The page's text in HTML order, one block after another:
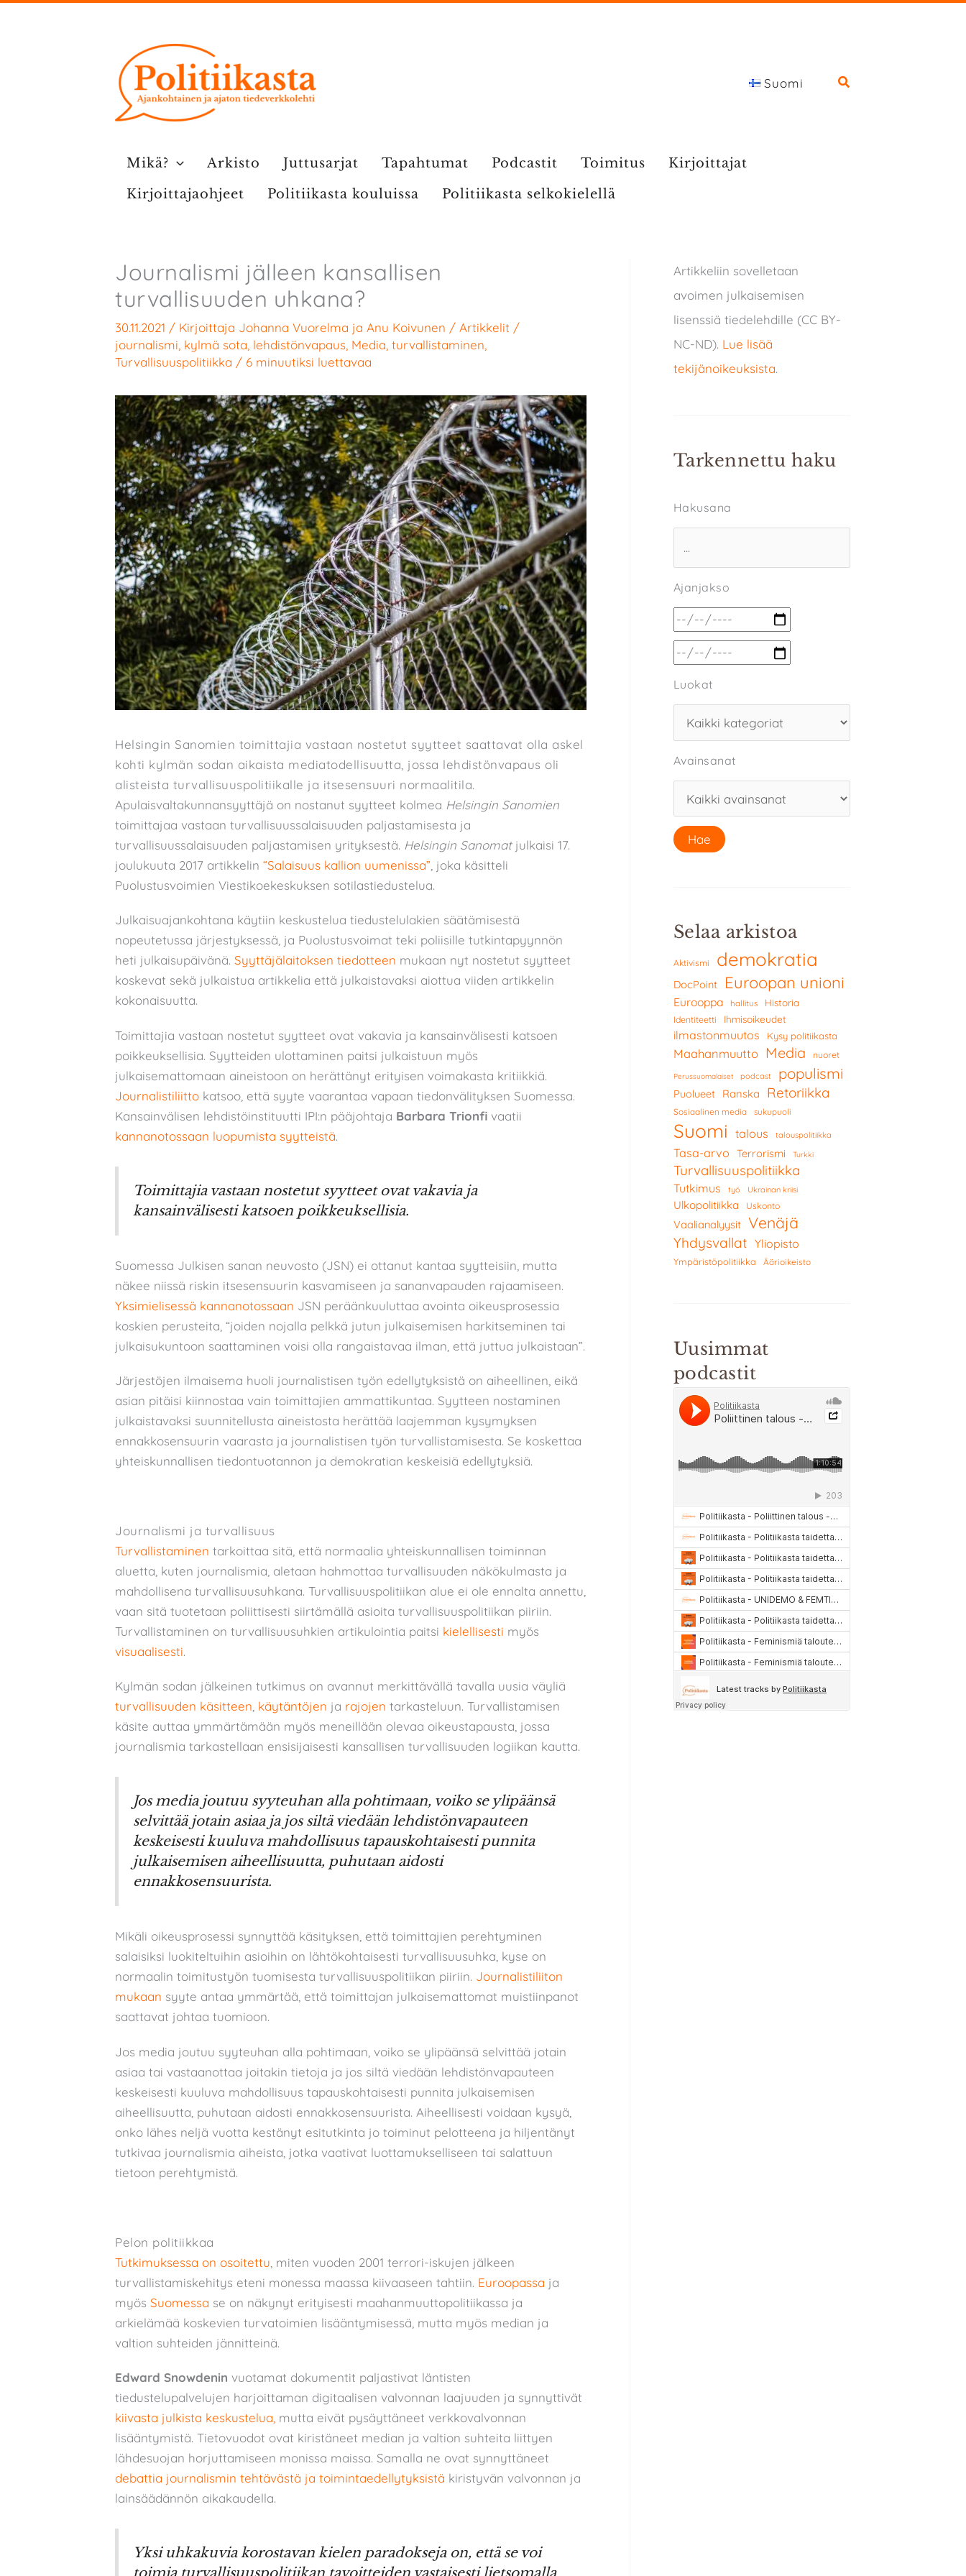
Suomi
Mikä? Arkisto Juttusarjat Tapahtumat Podcastit Toimitus
Kirjoittajat
Kirjoittajaohjeet
Politiikasta kouluissa Politiikasta selkokielellä
Journalismi jälleen kansallisen
turvallisuuden uhkana?
30.11.2021 / Kirjoittaja Johanna Vuorelma ja Anu Koivunen / Artikkelit /
journalismi kylmä sota lehdistönvapaus Media turvallistaminen
Turvallisuuspolitiikka / 6 minuutiksi luettavaa
Helsingin Sanomien toimittajia vastaan nostetut syytteet saattavat olla askel
kohti kylmän sodan aikaista mediatodellisuutta, jossa lehdistönvapaus oli
alisteista turvallisuuspolitiikalle ja itsesensuuri normaalitila.
Apulaisvaltakunnansyyttäjä on nostanut syytteet kolmea Helsingin Sanomien
toimittajaa vastaan turvallisuussalaisuuden paljastamisesta ja
turvallisuussalaisuuden paljastamisen yrityksestä. Helsingin Sanomatjulkaisi 17.
joulukuuta 2017 artikkelin “Salaisuus kallion uumenissa” , joka käsitteli
Puolustusvoimien Viestikoekeskuksen sotilastiedustelua.
Julkaisuajankohtana käytiin keskustelua tiedustelulakien säätämisestä
nopeutetussa järjestyksessä, ja Puolustusvoimat teki poliisille tutkintapyynnön
heti julkaisupäivänä. Syyttäjälaitoksen tiedotteen mukaan nyt nostetut syytteet
koskevat sekä julkaistua artikkelia että julkaistavaksi aiottua viiden artikkelin
kokonaisuutta.
Toimittajia vastaan nostetut syytteet ovat vakavia ja kansainvälisesti katsoen
poikkeuksellisia. Syytteiden ulottaminen paitsi julkaistuun myös
julkaisemattomaan aineistoon on herättänyt erityisen voimakasta kritiikkiä.
Journalistiliitto katsoo, että syyte vaarantaa vapaan tiedonvälityksen Suomessa.
Kansainvälisen lehdistöinstituutti IPI:n pääjohtaja Barbara Trionfi vaatii
kannanotossaan luopumista syytteistä.
Toimittajia vastaan nostetut syytteet ovat vakavia ja
kansainvälisesti katsoen poikkeuksellisia.
Suomessa Julkisen sanan neuvosto (JSN) ei ottanut kantaa syytteisiin, mutta
näkee niissä riskin itsesensuurin kasvamiseen ja sananvapauden rajaamiseen.
Yksimielisessä kannanotossaan JSN peräänkuuluttaa avointa oikeusprosessia
koskien perusteita, “joiden nojalla pelkkä jutun julkaisemisen harkitseminen tai
julkaisukuntoon saattaminen voisi olla rangaistavaa ilman, että juttua julkaistaan”.
Järjestöjen ilmaisema huoli journalistisen työn edellytyksistä on aiheellinen, eikä
asian pitäisi kiinnostaa vain toimittajien ammattikuntaa. Syytteen nostaminen
julkaistavaksi suunnitellusta aineistosta herättää laajemman kysymyksen
ennakkosensuurin vaarasta ja journalistisen työn turvallistamisesta. Se koskettaa
yhteiskunnallisen tiedontuotannon ja demokratian keskeisiä edellytyksiä.
Journalismi ja turvallisuus
Turvallistaminen tarkoittaa sitä, että normaalia yhteiskunnallisen toiminnan
aluetta, kuten journalismia, aletaan hahmottaa turvallisuuden näkökulmasta ja
mahdollisena turvallisuusuhkana. Turvallisuuspolitiikan alue ei ole ennalta annettu,
vaan sitä tuotetaan poliittisesti siirtämällä asioita turvallisuuspolitiikan piiriin.
Turvallistaminen on turvallisuusuhkien artikulointia paitsi kielellisesti myös
visuaalisesti.
Kylmän sodan jälkeinen tutkimus on avannut merkittävällä tavalla uusia väyliä
turvallisuuden käsitteen, käytäntöjen ja rajojen tarkasteluun. Turvallistamisen
käsite auttaa ymmärtämään myös meneillään olevaa oikeustapausta, jossa
journalismia tarkastellaan ensisijaisesti kansallisen turvallisuuden logiikan kautta.
Jos media joutuu syyteuhan alla pohtimaan, voiko se ylipäänsä
selvittää jotain asiaa ja jos siltä viedään lehdistönvapauteen
keskeisesti kuuluva mahdollisuus tapauskohtaisesti punnita
julkaisemisen aiheellisuutta, puhutaan aidosti
ennakkosensuurista.
Mikäli oikeusprosessi synnyttää käsityksen, että toimittajien perehtyminen
salaisiksi luokiteltuihin asioihin on lähtökohtaisesti turvallisuusuhka, kyse on
normaalin toimitustyön tuomisesta turvallisuuspolitiikan piiriin. Journalistiliiton
mukaan syyte antaa ymmärtää, että toimittajan julkaisemattomat muistiinpanot
saattavat johtaa tuomioon.
Jos media joutuu syyteuhan alla pohtimaan, voiko se ylipäänsä selvittää jotain
asiaa tai vastaanottaa joitakin tietoja ja jos siltä viedään lehdistönvapauteen
keskeisesti kuuluva mahdollisuus tapauskohtaisesti punnita julkaisemisen
aiheellisuutta, puhutaan aidosti ennakkosensuurista. Aiheellisesti voidaan kysyä,
onko lähes neljä vuotta kestänyt esitutkinta jo toiminut pelotteena ja hiljentänyt
tutkivaa journalismia aiheista, jotka vaativat luottamukselliseen tai salattuun
tietoon perehtymistä.
Pelon politiikkaa
Tutkimuksessa on osoitettu , miten vuoden 2001 terrori-iskujen jälkeen
turvallistamiskehitys eteni monessa maassa kiivaaseen tahtiin. Euroopassa ja
myös Suomessa se on näkynyt erityisesti maahanmuuttopolitiikassa ja
arkielämää koskevien turvatoimien lisääntymisessä, mutta myös median ja
valtion suhteiden jännitteinä.
Edward Snowdenin vuotamat dokumentit paljastivat läntisten
tiedustelupalvelujen harjoittaman digitaalisen valvonnan laajuuden ja synnyttivät
kiivasta julkista keskustelua, mutta eivät pysäyttäneet verkkovalvonnan
lisääntymistä. Tietovuodot ovat kiristäneet median ja valtion suhteita liittyen
lähdesuojan horjuttamiseen monissa maissa. Samalla ne ovat synnyttäneet
debattia journalismin tehtävästä ja toimintaedellytyksistä kiristyvän valvonnan ja
lainsäädännön aikakaudella.
Yksi uhkakuvia korostavan kielen paradokseja on, että se voi
Artikkeliin sovelletaan
avoimen julkaisemisen
lisenssiä tiedelehdille (CC BY-
NC-ND). Lue lisää
tekijänoikeuksista.
Tarkennettu haku
Hakusana
Ajanjakso
Luokat
Avainsanat
Selaa arkistoa
Aktivismi demokratia
DocPoint Euroopan unioni
Eurooppa hallitus Historia
Identiteetti Ihmisoikeudet
ilmastonmuutos Kysy politiikasta
Maahanmuutto Media nuoret
Perussuomalaiset podcast populismi
Puolueet Ranska Retoriikka
Sosiaalinen media sukupuoli
Suomi talous talouspolitiikka
Tasa-arvo Terrorismi Turkki
Turvallisuuspolitiikka
Tutkimus työ Ukrainan kriisi
Ulkopolitiikka Uskonto
Vaalianalyysit Venäjä
Yhdysvallat Yliopisto
Ympäristöpolitiikka Äärioikeisto
Uusimmat
podcastit